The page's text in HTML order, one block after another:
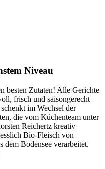
Niveau
besten Zutaten! Alle Gerichte
frisch und saisongerecht
im Wechsel der
die vom Küchenteam unter
Reichertz kreativ
Bio-Fleisch von
dem Bodensee verarbeitet.